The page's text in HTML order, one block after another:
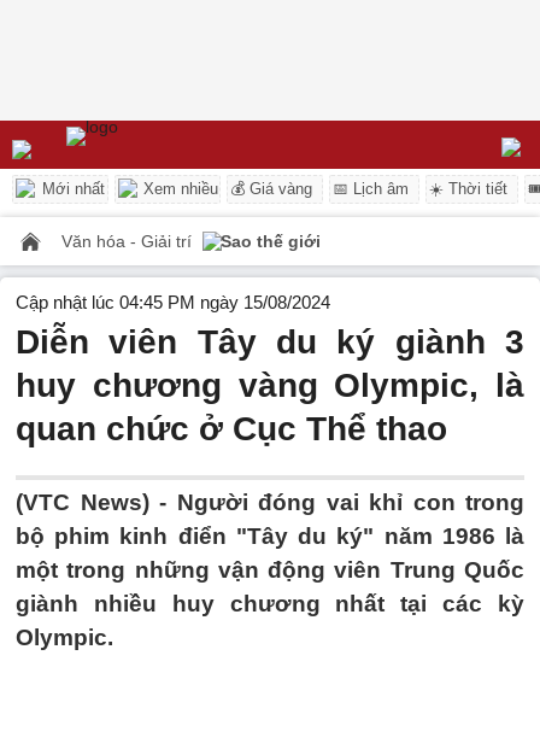
Mới nhất Xem nhiều 💰 Giá vàng 📅 Lịch âm ☀️ Thời tiết
Văn hóa - Giải trí Sao thế giới
Cập nhật lúc 04:45 PM ngày 15/08/2024
Diễn viên Tây du ký giành 3
huy chương vàng Olympic, là
quan chức ở Cục Thể thao
(VTC News) - Người đóng vai khỉ con trong
bộ phim kinh điển "Tây du ký" năm 1986 là
một trong những vận động viên Trung Quốc
giành nhiều huy chương nhất tại các kỳ
Olympic.